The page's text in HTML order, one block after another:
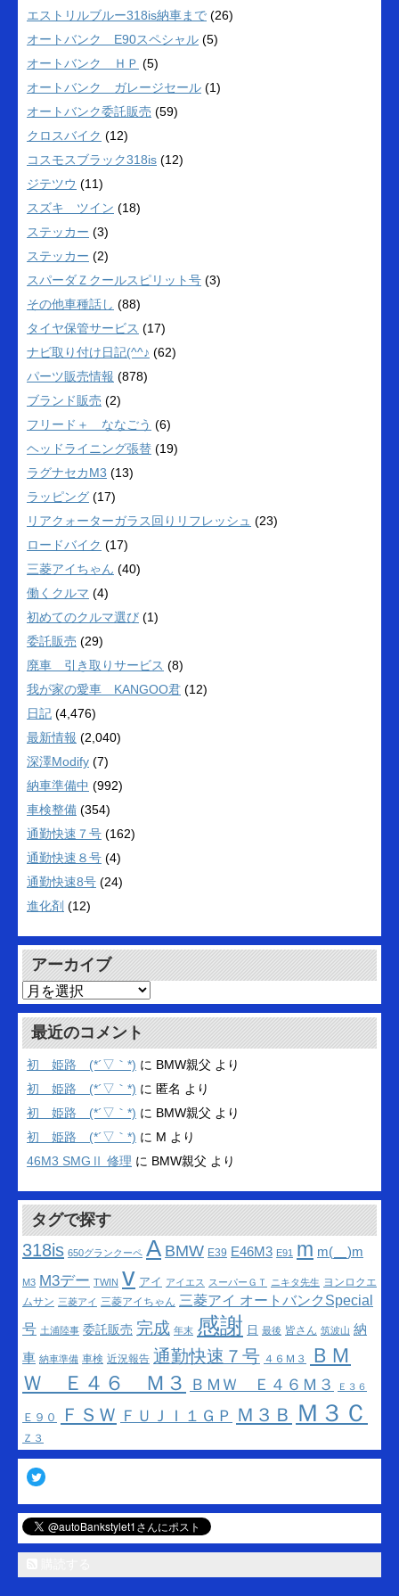
エストリルブルー318is納車まで (26)
オートバンク E90スペシャル (5)
オートバンク ＨＰ (5)
オートバンク ガレージセール (1)
オートバンク委託販売 (59)
クロスバイク (12)
コスモスブラック318is (12)
ジテツウ (11)
スズキ ツイン (18)
ステッカー (3)
ステッカー (2)
スパーダＺクールスピリット号 (3)
その他車種話し (88)
タイヤ保管サービス (17)
ナビ取り付け日記(^^♪ (62)
パーツ販売情報 (878)
ブランド販売 (2)
フリード＋ ななごう (6)
ヘッドライニング張替 (19)
ラグナセカM3 (13)
ラッピング (17)
リアクォーターガラス回りリフレッシュ (23)
ロードバイク (17)
三菱アイちゃん (40)
働くクルマ (4)
初めてのクルマ選び (1)
委託販売 (29)
廃車 引き取りサービス (8)
我が家の愛車 KANGOO君 (12)
日記 (4,476)
最新情報 (2,040)
深澤Modify (7)
納車準備中 (992)
車検整備 (354)
通勤快速７号 (162)
通勤快速８号 (4)
通勤快速8号 (24)
進化剤 (12)
アーカイブ
ア
ー
カ
イ
ブ
最近のコメント
初 姫路 (*´▽｀*) に BMW親父 より
初 姫路 (*´▽｀*) に 匿名 より
初 姫路 (*´▽｀*) に BMW親父 より
初 姫路 (*´▽｀*) に M より
46M3 SMGⅡ 修理 に BMW親父 より
タグで探す
318is 650グランクーペ A BMW E39 E46M3 E91 m m(__)m
M3 M3デー TWIN v アイ アイエス スーパーＧＴ ニキタ先生 ヨンロクエ
ムサン 三菱アイ 三菱アイちゃん 三菱アイ オートバンクSpecial
号 土浦陸事 委託販売 完成 年末 感謝 日 最後 皆さん 筑波山 納
車 納車準備 車検 近況報告 通勤快速７号 ４６Ｍ３
ＢＭ
Ｗ Ｅ４６ Ｍ３
ＢＭＷ Ｅ４６Ｍ３ Ｅ３６
Ｅ９０ ＦＳＷ ＦＵＪＩ１ＧＰ Ｍ３Ｂ Ｍ３Ｃ
Ｚ３
Twitter